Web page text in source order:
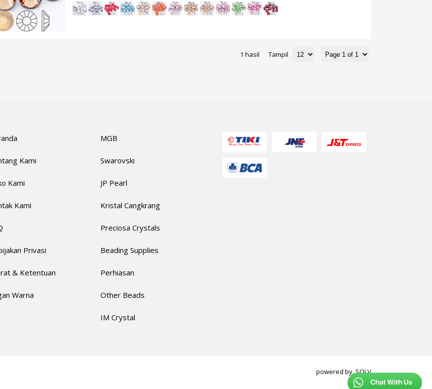
1 hasil Tampil
Kami
Kami
Kami
Privasi
& Ketentuan
Warna
MGB
Swarovski
JP Pearl
Kristal Cangkrang
Preciosa Crystals
Beading Supplies
Perhiasan
Other Beads
IM Crystal
powered by.SOLV